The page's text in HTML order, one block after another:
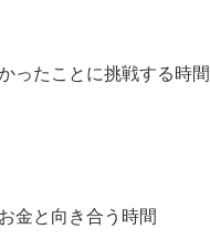
ったことに挑戦する時間
金と向き合う時間